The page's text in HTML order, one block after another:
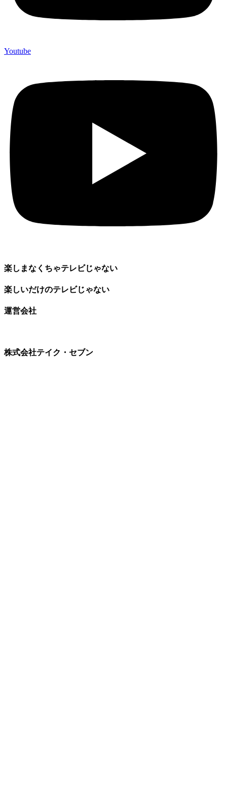
Youtube
楽しまなくちゃテレビじゃない
楽しいだけのテレビじゃない
運営会社
株式会社テイク・セブン